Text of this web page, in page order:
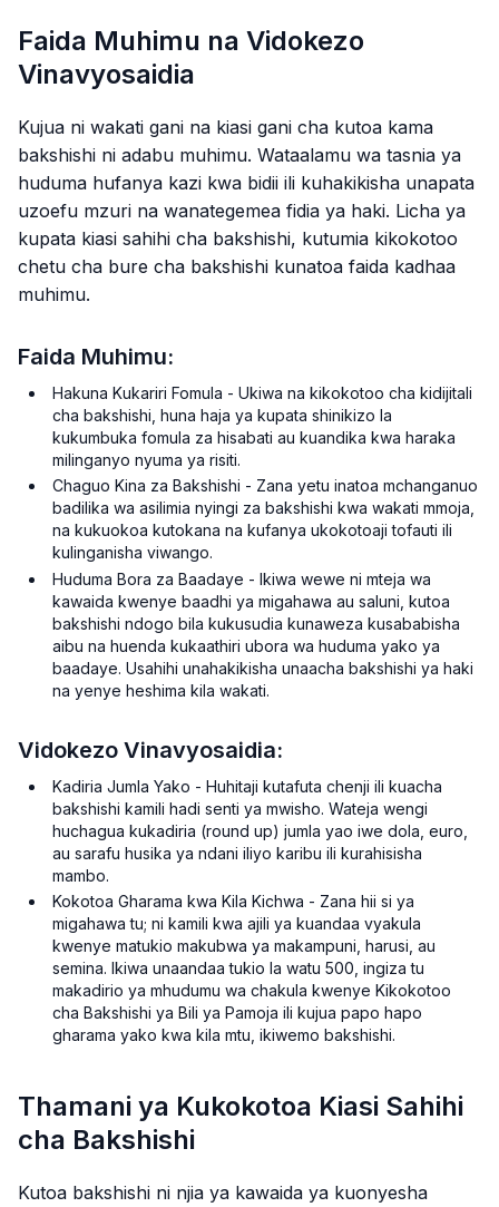
Faida Muhimu na Vidokezo
Vinavyosaidia
Kujua ni wakati gani na kiasi gani cha kutoa kama
bakshishi ni adabu muhimu. Wataalamu wa tasnia ya
huduma hufanya kazi kwa bidii ili kuhakikisha unapata
uzoefu mzuri na wanategemea fidia ya haki. Licha ya
kupata kiasi sahihi cha bakshishi, kutumia kikokotoo
chetu cha bure cha bakshishi kunatoa faida kadhaa
muhimu.
Faida Muhimu:
Hakuna Kukariri Fomula - Ukiwa na kikokotoo cha kidijitali
cha bakshishi, huna haja ya kupata shinikizo la
kukumbuka fomula za hisabati au kuandika kwa haraka
milinganyo nyuma ya risiti.
Chaguo Kina za Bakshishi - Zana yetu inatoa mchanganuo
badilika wa asilimia nyingi za bakshishi kwa wakati mmoja,
na kukuokoa kutokana na kufanya ukokotoaji tofauti ili
kulinganisha viwango.
Huduma Bora za Baadaye - Ikiwa wewe ni mteja wa
kawaida kwenye baadhi ya migahawa au saluni, kutoa
bakshishi ndogo bila kukusudia kunaweza kusababisha
aibu na huenda kukaathiri ubora wa huduma yako ya
baadaye. Usahihi unahakikisha unaacha bakshishi ya haki
na yenye heshima kila wakati.
Vidokezo Vinavyosaidia:
Kadiria Jumla Yako - Huhitaji kutafuta chenji ili kuacha
bakshishi kamili hadi senti ya mwisho. Wateja wengi
huchagua kukadiria (round up) jumla yao iwe dola, euro,
au sarafu husika ya ndani iliyo karibu ili kurahisisha
mambo.
Kokotoa Gharama kwa Kila Kichwa - Zana hii si ya
migahawa tu; ni kamili kwa ajili ya kuandaa vyakula
kwenye matukio makubwa ya makampuni, harusi, au
semina. Ikiwa unaandaa tukio la watu 500, ingiza tu
makadirio ya mhudumu wa chakula kwenye Kikokotoo
cha Bakshishi ya Bili ya Pamoja ili kujua papo hapo
gharama yako kwa kila mtu, ikiwemo bakshishi.
Thamani ya Kukokotoa Kiasi Sahihi
cha Bakshishi
Kutoa bakshishi ni njia ya kawaida ya kuonyesha